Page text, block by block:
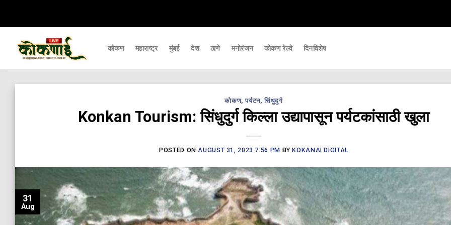
कोकण महाराष्ट्र मुंबई देश ठाणे मनोरंजन कोकण रेल्वे दिनविशेष
कोकण,पर्यटन,सिंधुदुर्ग
Konkan Tourism: सिंधुदुर्ग किल्ला उद्यापासून पर्यटकांसाठी खुला
POSTED ON AUGUST 31, 2023 7:56 PM BYKOKANAI DIGITAL
31
Aug